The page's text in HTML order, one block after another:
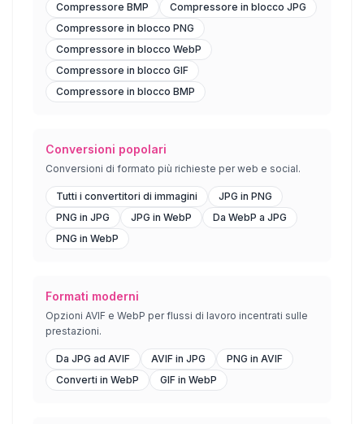
Compressore BMP
Compressore in blocco JPG
Compressore in blocco PNG
Compressore in blocco WebP
Compressore in blocco GIF
Compressore in blocco BMP
Conversioni popolari
Conversioni di formato più richieste per web e social.
Tutti i convertitori di immagini
JPG in PNG
PNG in JPG
JPG in WebP
Da WebP a JPG
PNG in WebP
Formati moderni
Opzioni AVIF e WebP per flussi di lavoro incentrati sulle
prestazioni.
Da JPG ad AVIF AVIF in JPG
PNG in AVIF
Converti in WebP
GIF in WebP